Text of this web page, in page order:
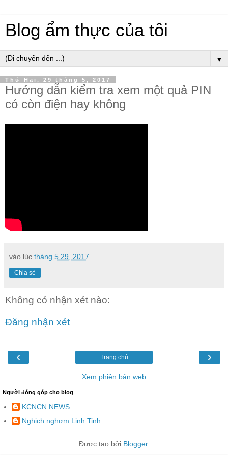
Blog ẩm thực của tôi
▼
Thứ Hai, 29 tháng 5, 2017
Hướng dẫn kiểm tra xem một quả PIN
có còn điện hay không
vào lúc tháng 5 29, 2017
Chia sẻ
Không có nhận xét nào:
Đăng nhận xét
‹ ›
Trang chủ
Xem phiên bản web
Người đóng góp cho blog
KCNCN NEWS
Nghich nghợm Linh Tinh
Được tạo bởi Blogger.